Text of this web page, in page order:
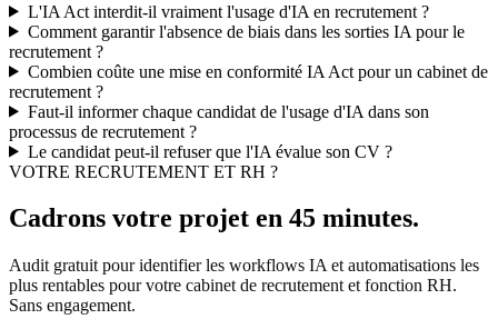
L'IA Act interdit-il vraiment l'usage d'IA en recrutement ?
Comment garantir l'absence de biais dans les sorties IA pour le
recrutement ?
Combien coûte une mise en conformité IA Act pour un cabinet de
recrutement ?
Faut-il informer chaque candidat de l'usage d'IA dans son
processus de recrutement ?
Le candidat peut-il refuser que l'IA évalue son CV ?
VOTRE RECRUTEMENT ET RH ?
Cadrons votre projet en 45 minutes.
Audit gratuit pour identifier les workflows IA et automatisations les
plus rentables pour votre cabinet de recrutement et fonction RH.
Sans engagement.